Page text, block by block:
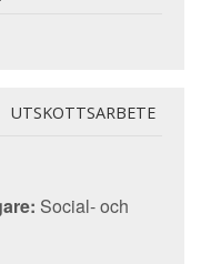
UTSKOTTSARBETE
Social- och